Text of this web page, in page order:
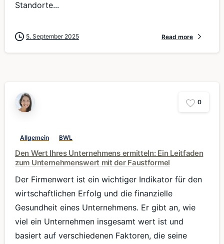
Standorte...
5. September 2025 Read more
0
Allgemein BWL
Den Wert Ihres Unternehmens ermitteln: Ein Leitfaden
zum Unternehmenswert mit der Faustformel
Der Firmenwert ist ein wichtiger Indikator für den
wirtschaftlichen Erfolg und die finanzielle
Gesundheit eines Unternehmens. Er gibt an, wie
viel ein Unternehmen insgesamt wert ist und
basiert auf verschiedenen Faktoren, die seine